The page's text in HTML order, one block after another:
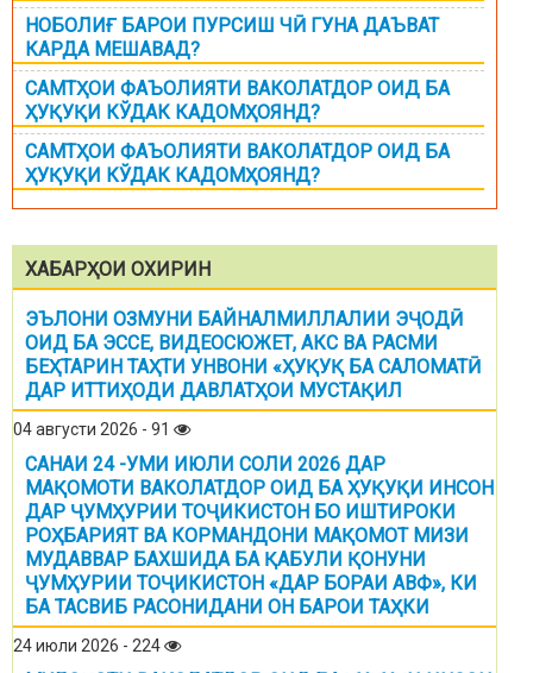
НОБОЛИҒ БАРОИ ПУРСИШ ЧӢ ГУНА ДАЪВАТ
КАРДА МЕШАВАД?
САМТҲОИ ФАЪОЛИЯТИ ВАКОЛАТДОР ОИД БА
ҲУҚУҚИ КЎДАК КАДОМҲОЯНД?
САМТҲОИ ФАЪОЛИЯТИ ВАКОЛАТДОР ОИД БА
ҲУҚУҚИ КЎДАК КАДОМҲОЯНД?
ХАБАРҲОИ ОХИРИН
ЭЪЛОНИ ОЗМУНИ БАЙНАЛМИЛЛАЛИИ ЭҶОДӢ
ОИД БА ЭССЕ, ВИДЕОСЮЖЕТ, АКС ВА РАСМИ
БЕҲТАРИН ТАҲТИ УНВОНИ «ҲУҚУҚ БА САЛОМАТӢ
ДАР ИТТИҲОДИ ДАВЛАТҲОИ МУСТАҚИЛ
04 августи 2026 - 91
САНАИ 24 -УМИ ИЮЛИ СОЛИ 2026 ДАР
МАҚОМОТИ ВАКОЛАТДОР ОИД БА ҲУҚУҚИ ИНСОН
ДАР ҶУМҲУРИИ ТОҶИКИСТОН БО ИШТИРОКИ
РОҲБАРИЯТ ВА КОРМАНДОНИ МАҚОМОТ МИЗИ
МУДАВВАР БАХШИДА БА ҚАБУЛИ ҚОНУНИ
ҶУМҲУРИИ ТОҶИКИСТОН «ДАР БОРАИ АВФ», КИ
БА ТАСВИБ РАСОНИДАНИ ОН БАРОИ ТАҲКИ
24 июли 2026 - 224